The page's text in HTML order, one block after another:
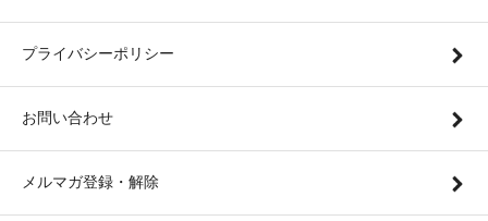
プライバシーポリシー
お問い合わせ
メルマガ登録・解除